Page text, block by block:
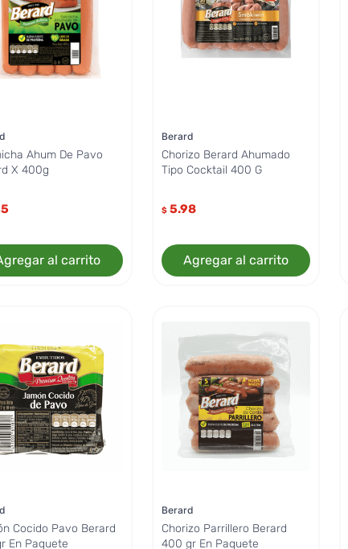
Ahum De Pavo
X 400g
al carrito
Berard
Chorizo Berard Ahumado
Tipo Cocktail 400 G
$ 5.98
Agregar al carrito
Cocido Pavo Berard
En Paquete
Berard
Chorizo Parrillero Berard
400 gr En Paquete